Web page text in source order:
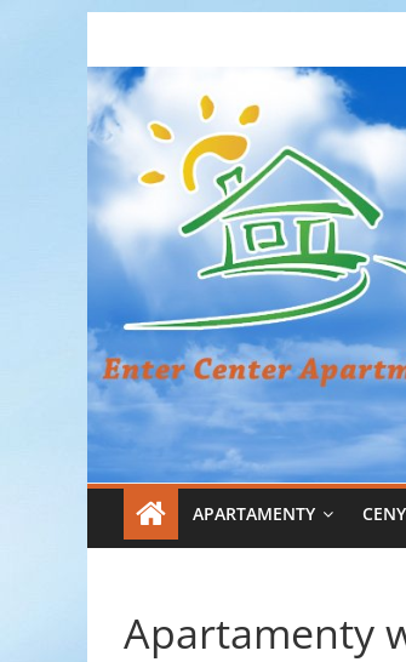
contentEnter
Center
Enter
Center
Apartmanok
APARTAMENTY CENY
Apartamenty